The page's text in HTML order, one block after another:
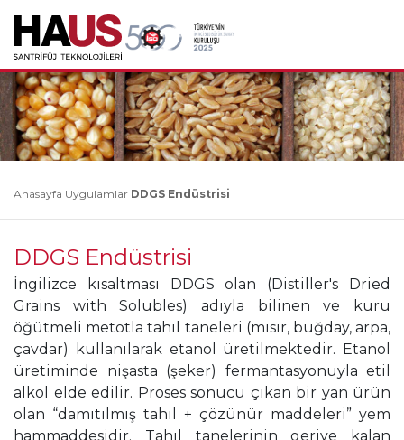
Anasayfa Uygulamlar DDGS Endüstrisi
DDGS Endüstrisi
İngilizce kısaltması DDGS olan (Distiller's Dried
Grains with Solubles) adıyla bilinen ve kuru
öğütmeli metotla tahıl taneleri (mısır, buğday, arpa,
çavdar) kullanılarak etanol üretilmektedir. Etanol
üretiminde nişasta (şeker) fermantasyonuyla etil
alkol elde edilir. Proses sonucu çıkan bir yan ürün
olan “damıtılmış tahıl + çözünür maddeleri” yem
hammaddesidir. Tahıl tanelerinin geriye kalan